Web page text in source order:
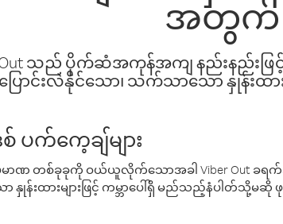
အတွက်
Out သည် ပိုက်ဆံအကုန်အကျ နည်းနည်းဖြ
ပြောင်းလဲနိုင်သော၊ သက်သာသော နှုန်းထာ
ပက်ကေ့ချ်များ
ာဏ တစ်ခုခုကို ဝယ်ယူလိုက်သောအခါ Viber Out ခ
န်းထားများဖြင့် ကမ္ဘာပေါ်ရှိ မည်သည့်နံပါတ်သို့မဆို